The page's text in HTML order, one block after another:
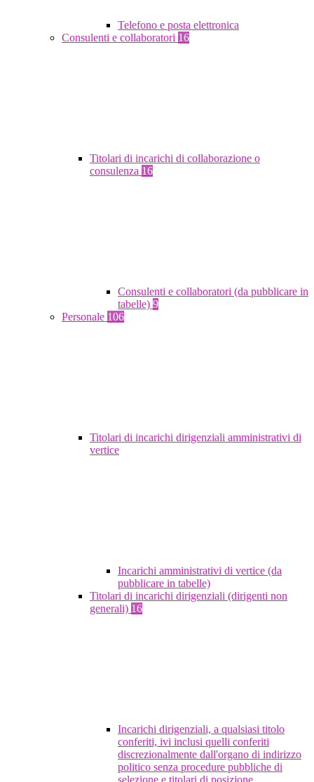
Telefono e posta elettronica
Consulenti e collaboratori 16
Titolari di incarichi di collaborazione o
consulenza 16
Consulenti e collaboratori (da pubblicare in
tabelle) 9
Personale 106
Titolari di incarichi dirigenziali amministrativi di
vertice
Incarichi amministrativi di vertice (da
pubblicare in tabelle)
Titolari di incarichi dirigenziali (dirigenti non
generali) 16
Incarichi dirigenziali, a qualsiasi titolo
conferiti, ivi inclusi quelli conferiti
discrezionalmente dall'organo di indirizzo
politico senza procedure pubbliche di